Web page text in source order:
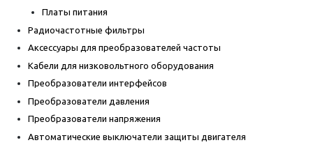
Платы питания
Радиочастотные фильтры
Аксессуары для преобразователей частоты
Кабели для низковольтного оборудования
Преобразователи интерфейсов
Преобразователи давления
Преобразователи напряжения
Автоматические выключатели защиты двигателя